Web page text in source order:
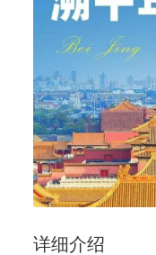
详细介绍